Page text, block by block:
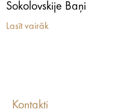
Sokolovskije Baņi
Lasīt vairāk
Kontakti